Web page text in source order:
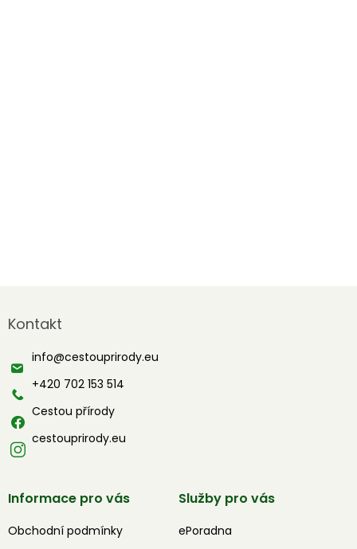
p
t
Kontakt
info@cestouprirody.eu
+420 702 153 514
Cestou přírody
cestouprirody.eu
Informace pro vás
Obchodní podmínky
Služby pro vás
ePoradna